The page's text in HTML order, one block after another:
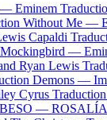
— Eminem
Without Me —
Capaldi
Mockingbird —
Ryan Lewis
Demons —
Cyrus
BESO —